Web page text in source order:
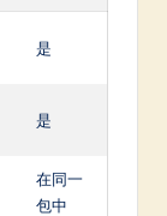
是
是
在同一
包中